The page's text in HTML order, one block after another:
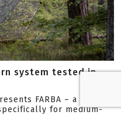
system tested in
FARBA – a
for medium-